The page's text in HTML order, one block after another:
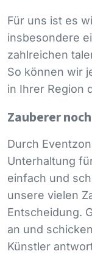
Für uns ist es
insbesondere
zahlreichen
So können wir
in Ihrer Region
Zauberer
Durch
Unterhaltung
einfach und
unsere vielen
Entscheidung.
an und
Künstler